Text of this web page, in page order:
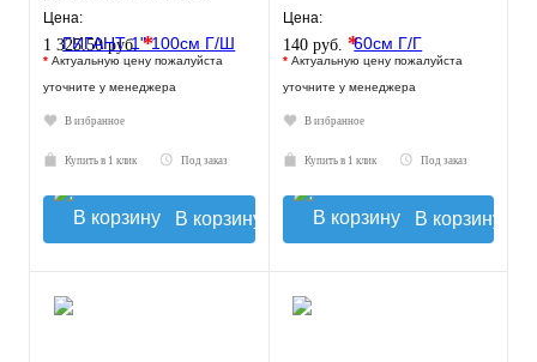
оплетка
Цена:
1 325.50 руб.*
* Актуальную цену пожалуйста
уточните у менеджера
В избранное
Купить в 1 клик Под заказ
В корзину
Цена:
140 руб. *
* Актуальную цену пожалуйста
уточните у менеджера
В избранное
Купить в 1 клик Под заказ
В корзину